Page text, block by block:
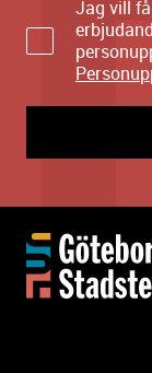
Jag vill